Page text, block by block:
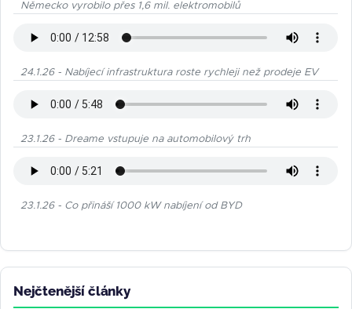
Německo vyrobilo přes 1,6 mil. elektromobilů
24.1.26 - Nabíjecí infrastruktura roste rychleji než prodeje EV
23.1.26 - Dreame vstupuje na automobilový trh
23.1.26 - Co přináší 1000 kW nabíjení od BYD
Nejčtenější články